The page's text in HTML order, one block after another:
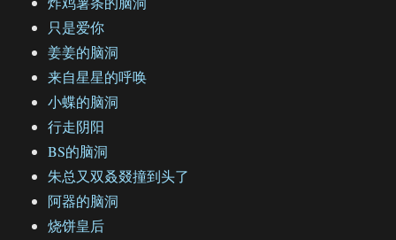
只是爱你
姜姜的脑洞
来自星星的呼唤
小蝶的脑洞
行走阴阳
BS的脑洞
朱总又双叒叕撞到头了
阿器的脑洞
烧饼皇后